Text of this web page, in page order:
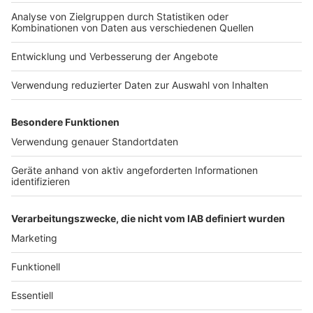
Anzeige
Wir beschäftigen uns die ganze Woche noch mit der
Frage: "Wie können wir als kleine Niederrheiner von
nebenan, ein bisschen was für's Klima tun?". Alle
Themen und Beiträge, die Ihr bei uns im Programm
viel sei gesagt: Es geht noch um nachhaltige Stoffe,
Second-Hand-Geschäfte, usw. Dranbleiben lohnt sich
also.
Anzeige